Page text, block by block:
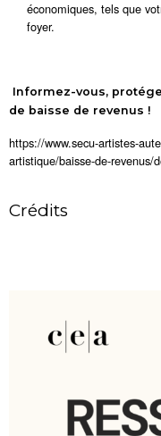
Crédits
économiques, tels que
foyer.
Informez-vous,
de baisse de revenus !
https://www.secu-artistes-
artistique/baisse-de-revenus/